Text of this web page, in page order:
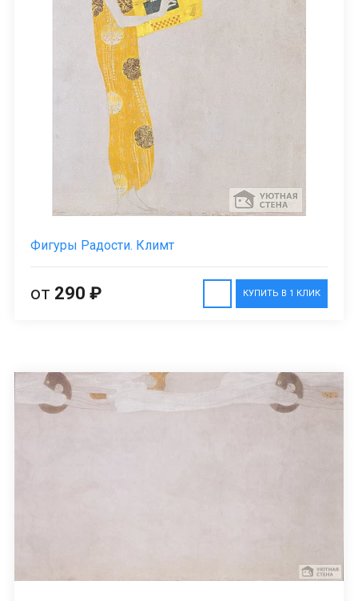
Фигуры Радости. Климт
КУПИТЬ В 1 КЛИК
от 290 ₽